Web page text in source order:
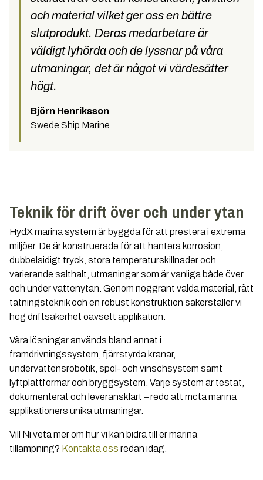
och material vilket ger oss en bättre
slutprodukt. Deras medarbetare är
väldigt lyhörda och de lyssnar på våra
utmaningar, det är något vi värdesätter
högt.
Björn Henriksson
Swede Ship Marine
Teknik för drift över och under ytan
HydX marina system är byggda för att prestera i extrema
miljöer. De är konstruerade för att hantera korrosion,
dubbelsidigt tryck, stora temperaturskillnader och
varierande salthalt, utmaningar som är vanliga både över
och under vattenytan. Genom noggrant valda material, rätt
tätningsteknik och en robust konstruktion säkerställer vi
hög driftsäkerhet oavsett applikation.
Våra lösningar används bland annat i
framdrivningssystem, fjärrstyrda kranar,
undervattensrobotik, spol- och vinschsystem samt
lyftplattformar och bryggsystem. Varje system är testat,
dokumenterat och leveransklart – redo att möta marina
applikationers unika utmaningar.
Vill Ni veta mer om hur vi kan bidra till er marina
tillämpning? Kontakta oss redan idag.